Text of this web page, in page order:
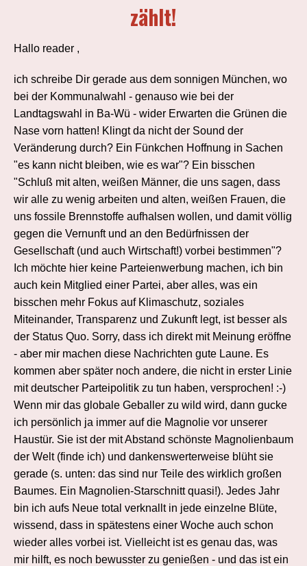
zählt!
Hallo reader ,
ich schreibe Dir gerade aus dem sonnigen München, wo
bei der Kommunalwahl - genauso wie bei der
Landtagswahl in Ba-Wü - wider Erwarten die Grünen die
Nase vorn hatten! Klingt da nicht der Sound der
Veränderung durch? Ein Fünkchen Hoffnung in Sachen
"es kann nicht bleiben, wie es war"? Ein bisschen
"Schluß mit alten, weißen Männer, die uns sagen, dass
wir alle zu wenig arbeiten und alten, weißen Frauen, die
uns fossile Brennstoffe aufhalsen wollen, und damit völlig
gegen die Vernunft und an den Bedürfnissen der
Gesellschaft (und auch Wirtschaft!) vorbei bestimmen"?
Ich möchte hier keine Parteienwerbung machen, ich bin
auch kein Mitglied einer Partei, aber alles, was ein
bisschen mehr Fokus auf Klimaschutz, soziales
Miteinander, Transparenz und Zukunft legt, ist besser als
der Status Quo. Sorry, dass ich direkt mit Meinung eröffne
- aber mir machen diese Nachrichten gute Laune. Es
kommen aber später noch andere, die nicht in erster Linie
mit deutscher Parteipolitik zu tun haben, versprochen! :-)
Wenn mir das globale Geballer zu wild wird, dann gucke
ich persönlich ja immer auf die Magnolie vor unserer
Haustür. Sie ist der mit Abstand schönste Magnolienbaum
der Welt (finde ich) und dankenswerterweise blüht sie
gerade (s. unten: das sind nur Teile des wirklich großen
Baumes. Ein Magnolien-Starschnitt quasi!). Jedes Jahr
bin ich aufs Neue total verknallt in jede einzelne Blüte,
wissend, dass in spätestens einer Woche auch schon
wieder alles vorbei ist. Vielleicht ist es genau das, was
mir hilft, es noch bewusster zu genießen - und das ist ein